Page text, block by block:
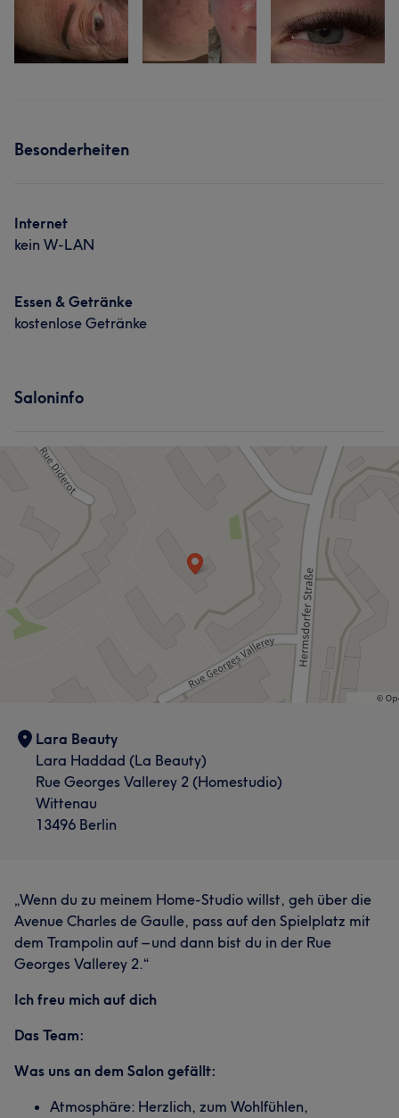
Besonderheiten
Internet
kein W-LAN
Essen & Getränke
kostenlose Getränke
Saloninfo
Lara Beauty
Lara Haddad (La Beauty)
Rue Georges Vallerey 2 (Homestudio)
Wittenau
13496 Berlin
„Wenn du zu meinem Home-Studio willst, geh über die
Avenue Charles de Gaulle, pass auf den Spielplatz mit
dem Trampolin auf – und dann bist du in der Rue
Georges Vallerey 2.“
Ich freu mich auf dich
Das Team:
Was uns an dem Salon gefällt:
Atmosphäre: Herzlich, zum Wohlfühlen,